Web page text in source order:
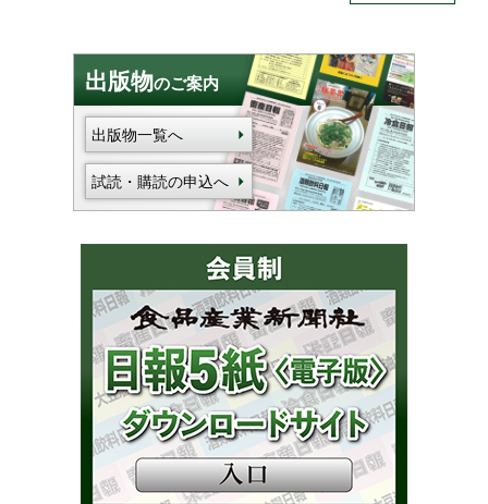
出版物のご案内
出版物一覧へ
試読・購読の申込へ